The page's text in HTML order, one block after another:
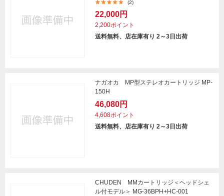
(2)
22,000円
2,200ポイント
送料無料、店在庫有り 2～3日出荷
ナガオカ MP型ステレオカートリッジ MP-
150H
46,080円
4,608ポイント
送料無料、店在庫有り 2～3日出荷
CHUDEN MMカートリッジ＜ヘッドシェ
ル付モデル＞ MG-36BPH+HC-001